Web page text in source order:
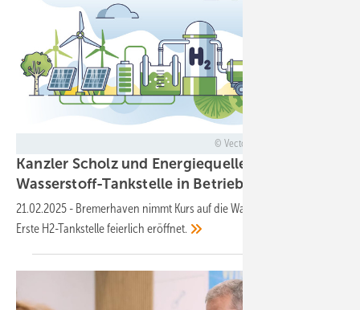
VectorMine - stock.adobe.com
Kanzler Scholz und Energiequelle nehmen
Wasserstoff-Tankstelle in Betrieb
21.02.2025 - Bremerhaven nimmt Kurs auf die Wasserstoff-Zukunft:
Erste H2-Tankstelle feierlich eröffnet.